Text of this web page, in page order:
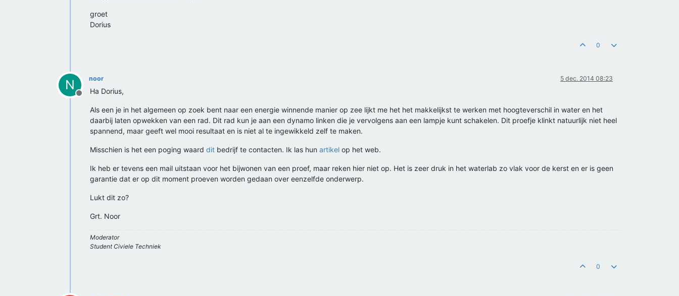
groet
Dorius
0
N
Offline
noor 5 dec. 2014 08:23
Ha Dorius,
Als een je in het algemeen op zoek bent naar een energie winnende manier op zee lijkt me het het makkelijkst te werken met hoogteverschil in water en het
daarbij laten opwekken van een rad. Dit rad kun je aan een dynamo linken die je vervolgens aan een lampje kunt schakelen. Dit proefje klinkt natuurlijk niet heel
spannend, maar geeft wel mooi resultaat en is niet al te ingewikkeld zelf te maken.
Misschien is het een poging waard dit bedrijf te contacten. Ik las hun artikel op het web.
Ik heb er tevens een mail uitstaan voor het bijwonen van een proef, maar reken hier niet op. Het is zeer druk in het waterlab zo vlak voor de kerst en er is geen
garantie dat er op dit moment proeven worden gedaan over eenzelfde onderwerp.
Lukt dit zo?
Grt. Noor
Moderator
Student Civiele Techniek
0